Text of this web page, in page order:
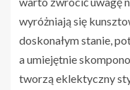
wyróżniają się
doskonałym stanie,
a umiejętnie
tworzą eklektyczny